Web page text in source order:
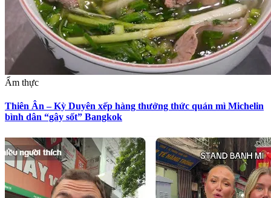
Ẩm thực
Thiên Ân – Kỳ Duyên xếp hàng thưởng thức quán mì Michelin
bình dân “gây sốt” Bangkok